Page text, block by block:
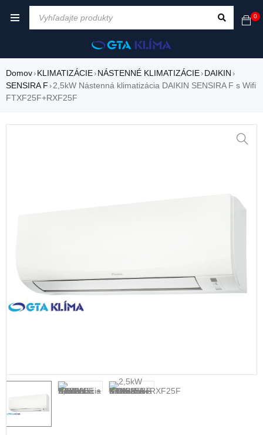
0
Domov› KLIMATIZÁCIE› NÁSTENNÉ KLIMATIZÁCIE› DAIKIN ›
SENSIRA F › 2,5kW Nástenná klimatizácia DAIKIN SENSIRA F s Wifi
FTXF25F+RXF25F